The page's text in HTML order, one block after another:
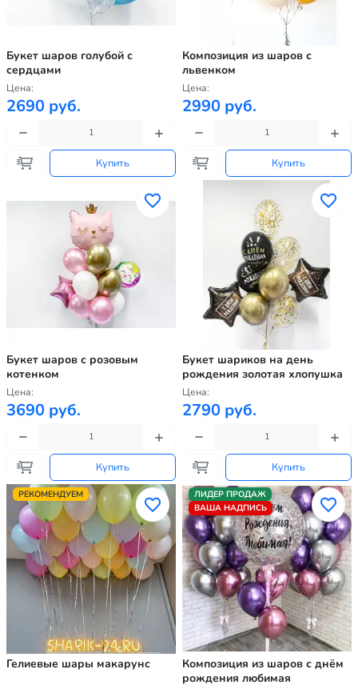
Букет шаров голубой с
сердцами
Цена:
2690 руб.
Купить
Композиция из шаров с
львенком
Цена:
2990 руб.
Купить
Букет шаров с розовым
котенком
Цена:
3690 руб.
Купить
Букет шариков на день
рождения золотая хлопушка
Цена:
2790 руб.
Купить
РЕКОМЕНДУЕМ
Гелиевые шары макарунс
ЛИДЕР ПРОДАЖ
ВАША НАДПИСЬ
Композиция из шаров с днём
рождения любимая